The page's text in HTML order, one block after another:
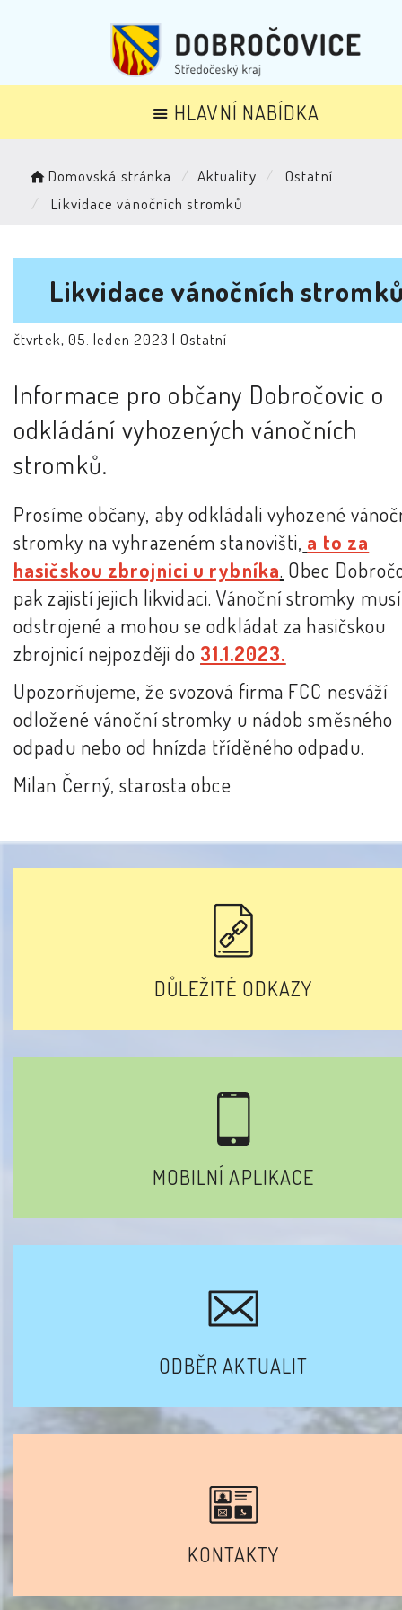
HLAVNÍ NABÍDKA
Domovská stránka Aktuality
Ostatní
Likvidace vánočních stromků
Likvidace vánočních
čtvrtek, 05. leden 2023 | Ostatní
Informace pro občany Dobročovic o
odkládání vyhozených vánočních
stromků.
Prosíme občany, aby odkládali vyhozené
stromky na vyhrazeném stanovišti, a to za
hasičskou zbrojnici u rybníka. Obec
pak zajistí jejich likvidaci. Vánoční stromky
odstrojené a mohou se odkládat za hasičskou
zbrojnicí nejpozději do 31.1.2023.
Upozorňujeme, že svozová firma FCC nesváží
odložené vánoční stromky u nádob směsného
odpadu nebo od hnízda tříděného odpadu.
Milan Černý, starosta obce
DŮLEŽITÉ ODKAZY
MOBILNÍ APLIKACE
ODBĚR AKTUALIT
KONTAKTY